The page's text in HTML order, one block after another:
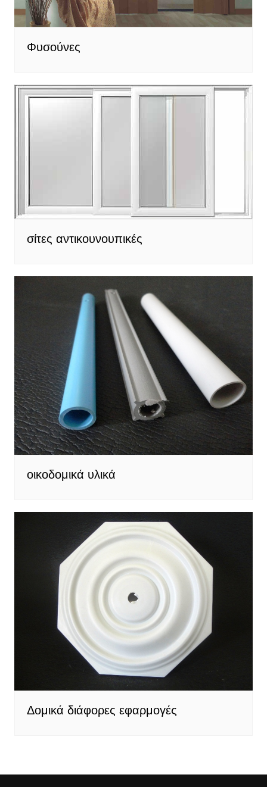
Φυσούνες
σίτες αντικουνουπικές
οικοδομικά υλικά
Δομικά διάφορες εφαρμογές